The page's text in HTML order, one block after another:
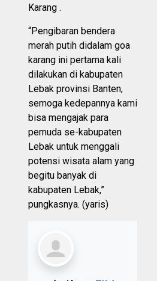
Karang .
“Pengibaran bendera
merah putih didalam goa
karang ini pertama kali
dilakukan di kabupaten
Lebak provinsi Banten,
semoga kedepannya kami
bisa mengajak para
pemuda se-kabupaten
Lebak untuk menggali
potensi wisata alam yang
begitu banyak di
kabupaten Lebak,”
pungkasnya. (yaris)